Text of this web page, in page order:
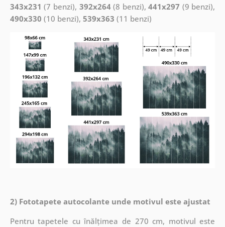
343x231 (7 benzi), 392x264(8 benzi),441x297 (9 benzi),
490x330 (10 benzi), 539x363 (11 benzi)
2) Fototapete autocolante unde motivul este ajustat
Pentru tapetele cu înălțimea de 270 cm, motivul este